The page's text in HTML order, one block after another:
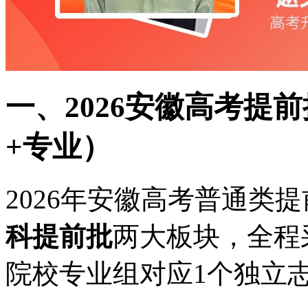
一、2026安徽高考提
+专业）
2026年安徽高考普通类
科提前批两大板块，全程
院校专业组对应1个独立